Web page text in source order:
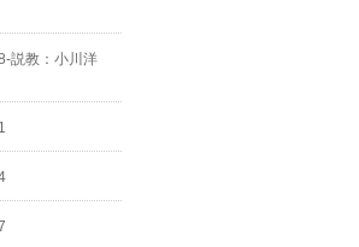
説教：小川洋